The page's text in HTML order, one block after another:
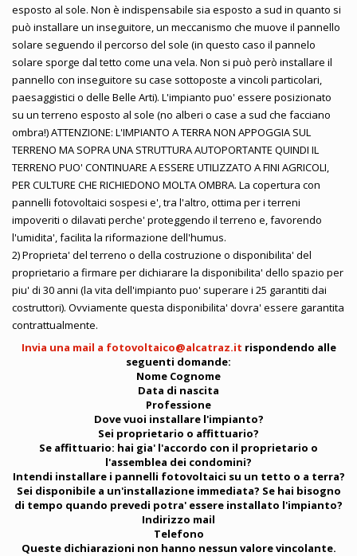
esposto al sole. Non è indispensabile sia esposto a sud in quanto si
può installare un inseguitore, un meccanismo che muove il pannello
solare seguendo il percorso del sole (in questo caso il pannelo
solare sporge dal tetto come una vela. Non si può però installare il
pannello con inseguitore su case sottoposte a vincoli particolari,
paesaggistici o delle Belle Arti). L'impianto puo' essere posizionato
su un terreno esposto al sole (no alberi o case a sud che facciano
ombra!) ATTENZIONE: L'IMPIANTO A TERRA NON APPOGGIA SUL
TERRENO MA SOPRA UNA STRUTTURA AUTOPORTANTE QUINDI IL
TERRENO PUO' CONTINUARE A ESSERE UTILIZZATO A FINI AGRICOLI,
PER CULTURE CHE RICHIEDONO MOLTA OMBRA. La copertura con
pannelli fotovoltaici sospesi e', tra l'altro, ottima per i terreni
impoveriti o dilavati perche' proteggendo il terreno e, favorendo
l'umidita', facilita la riformazione dell'humus.
2) Proprieta' del terreno o della costruzione o disponibilita' del
proprietario a firmare per dichiarare la disponibilita' dello spazio per
piu' di 30 anni (la vita dell'impianto puo' superare i 25 garantiti dai
costruttori). Ovviamente questa disponibilita' dovra' essere garantita
contrattualmente.
Invia una mail a fotovoltaico@alcatraz.it rispondendo alle
seguenti domande:
Nome Cognome
Data di nascita
Professione
Dove vuoi installare l'impianto?
Sei proprietario o affittuario?
Se affittuario: hai gia' l'accordo con il proprietario o
l'assemblea dei condomini?
Intendi installare i pannelli fotovoltaici su un tetto o a terra?
Sei disponibile a un'installazione immediata? Se hai bisogno
di tempo quando prevedi potra' essere installato l'impianto?
Indirizzo mail
Telefono
Queste dichiarazioni non hanno nessun valore vincolante.